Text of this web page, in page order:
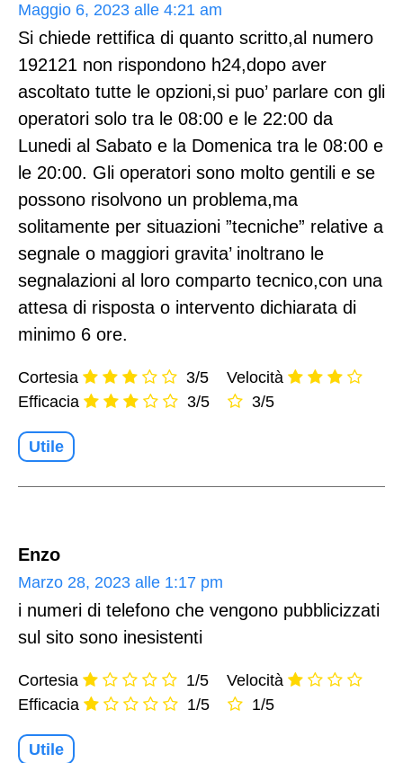
Maggio 6, 2023 alle 4:21 am
Si chiede rettifica di quanto scritto,al numero
192121 non rispondono h24,dopo aver
ascoltato tutte le opzioni,si puo’ parlare con gli
operatori solo tra le 08:00 e le 22:00 da
Lunedi al Sabato e la Domenica tra le 08:00 e
le 20:00. Gli operatori sono molto gentili e se
possono risolvono un problema,ma
solitamente per situazioni ”tecniche” relative a
segnale o maggiori gravita’ inoltrano le
segnalazioni al loro comparto tecnico,con una
attesa di risposta o intervento dichiarata di
minimo 6 ore.
Cortesia
3/5
Efficacia
3/5
Velocità
3/5
Utile
Enzo
Marzo 28, 2023 alle 1:17 pm
i numeri di telefono che vengono pubblicizzati
sul sito sono inesistenti
Cortesia
1/5
Efficacia
1/5
Velocità
1/5
Utile